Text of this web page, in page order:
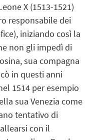
X (1513-1521)
responsabile dei
iniziando così la
non gli impedì di
sua compagna
in questi anni
1514 per esempio
sua Venezia come
tentativo di
con il